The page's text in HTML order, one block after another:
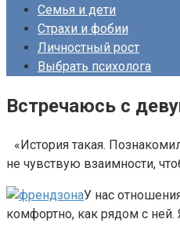
Семья и дети
Страхи и фобии
Личностный рост
Выбрать психолога
Встречаюсь с
«История такая.
не чувствую взаимности,
У нас
комфортно, как рядом с